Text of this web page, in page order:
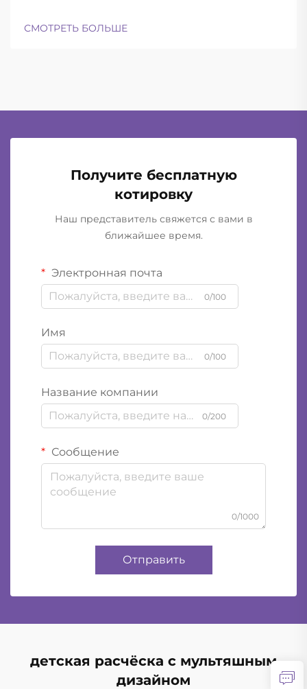
шлемы успешно находят баланс между
СМОТРЕТЬ БОЛЬШЕ
Получите бесплатную
котировку
Наш представитель свяжется с вами в
ближайшее время.
Электронная почта
0/100
Имя
0/100
Название компании
0/200
Сообщение
0/1000
Отправить
детская расчёска с мультяшным
дизайном